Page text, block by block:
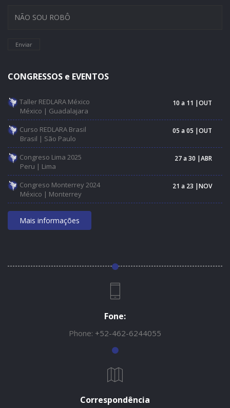
Enviar
CONGRESSOS e EVENTOS
Taller REDLARA México
México | Guadalajara
10 a 11 |OUT
Curso REDLARA Brasil
Brasil | São Paulo
05 a 05 |OUT
Congreso Lima 2025
Peru | Lima
27 a 30 |ABR
Congreso Monterrey 2024
México | Monterrey
21 a 23 |NOV
Mais informações
Fone:
Phone: +52-462-6244055
Correspondência